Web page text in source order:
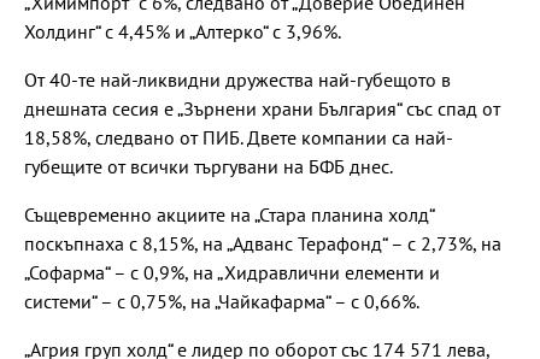
Холдинг“ с 4,45% и „Алтерко“ с 3,96%.
От 40-те най-ликвидни дружества най-губещото в
днешната сесия е „Зърнени храни България“ със спад от
18,58%, следвано от ПИБ. Двете компании са най-
губещите от всички търгувани на БФБ днес.
Същевременно акциите на „Стара планина холд“
поскъпнаха с 8,15%, на „Адванс Терафонд“ – с 2,73%, на
„Софарма“ – с 0,9%, на „Хидравлични елементи и
системи“ – с 0,75%, на „Чайкафарма“ – с 0,66%.
„Агрия груп холд“ е лидер по оборот със 174 571 лева,